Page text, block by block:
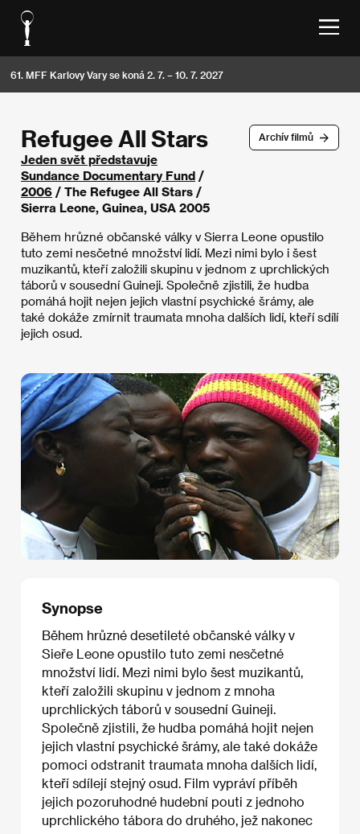
61. MFF Karlovy Vary se koná 2. 7. – 10. 7. 2027
Archív filmů
Refugee All Stars
Jeden svět představuje
Sundance Documentary Fund /
2006 / The Refugee All Stars /
Sierra Leone, Guinea, USA 2005
Během hrůzné občanské války v Sierra Leone opustilo
tuto zemi nesčetné množství lidí. Mezi nimi bylo i šest
muzikantů, kteří založili skupinu v jednom z uprchlických
táborů v sousední Guineji. Společně zjistili, že hudba
pomáhá hojit nejen jejich vlastní psychické šrámy, ale
také dokáže zmírnit traumata mnoha dalších lidí, kteří sdílí
jejich osud.
Synopse
Během hrůzné desetileté občanské války v
Sieře Leone opustilo tuto zemi nesčetné
množství lidí. Mezi nimi bylo šest muzikantů,
kteří založili skupinu v jednom z mnoha
uprchlických táborů v sousední Guineji.
Společně zjistili, že hudba pomáhá hojit nejen
jejich vlastní psychické šrámy, ale také dokáže
pomoci odstranit traumata mnoha dalších lidí,
kteří sdílejí stejný osud. Film vypráví příběh
jejich pozoruhodné hudební pouti z jednoho
uprchlického tábora do druhého, jež nakonec